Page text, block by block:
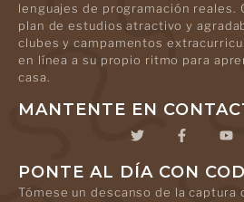
lenguajes de programación reales.
plan de estudios atractivo y
clubes y campamentos
en línea a su propio ritmo para
casa.
MANTENTE EN
PONTE AL DÍA CON
Tómese un descanso de la captura